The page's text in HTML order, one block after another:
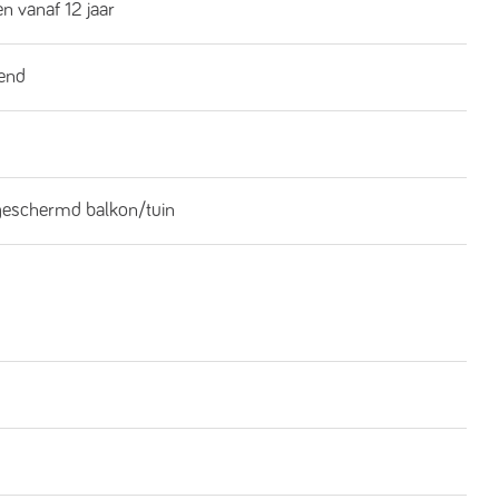
vanaf 12 jaar
balkon/tuin